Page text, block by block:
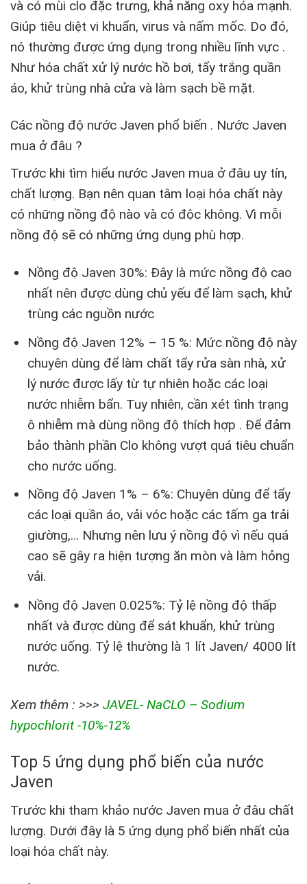
và có mùi clo đặc trưng, khả năng oxy hóa mạnh.
Giúp tiêu diệt vi khuẩn, virus và nấm mốc. Do đó,
nó thường được ứng dụng trong nhiều lĩnh vực .
Như hóa chất xử lý nước hồ bơi, tẩy trắng quần
áo, khử trùng nhà cửa và làm sạch bề mặt.
Các nồng độ nước Javen phổ biến . Nước Javen
mua ở đâu ?
Trước khi tìm hiểu nước Javen mua ở đâu uy tín,
chất lượng. Bạn nên quan tâm loại hóa chất này
có những nồng độ nào và có độc không. Vì mỗi
nồng độ sẽ có những ứng dụng phù hợp.
Nồng độ Javen 30%: Đây là mức nồng độ cao
nhất nên được dùng chủ yếu để làm sạch, khử
trùng các nguồn nước
Nồng độ Javen 12% – 15 %: Mức nồng độ này
chuyên dùng để làm chất tẩy rửa sàn nhà, xử
lý nước được lấy từ tự nhiên hoặc các loại
nước nhiễm bẩn. Tuy nhiên, cần xét tình trạng
ô nhiễm mà dùng nồng độ thích hợp . Để đảm
bảo thành phần Clo không vượt quá tiêu chuẩn
cho nước uống.
Nồng độ Javen 1% – 6%: Chuyên dùng để tẩy
các loại quần áo, vải vóc hoặc các tấm ga trải
giường,… Nhưng nên lưu ý nồng độ vì nếu quá
cao sẽ gây ra hiện tượng ăn mòn và làm hỏng
vải.
Nồng độ Javen 0.025%: Tỷ lệ nồng độ thấp
nhất và được dùng để sát khuẩn, khử trùng
nước uống. Tỷ lệ thường là 1 lít Javen/ 4000 lít
nước.
Xem thêm : >>> JAVEL- NaCLO – Sodium
hypochlorit -10%-12%
Top 5 ứng dụng phổ biến của nước
Javen
Trước khi tham khảo nước Javen mua ở đâu chất
lượng. Dưới đây là 5 ứng dụng phổ biến nhất của
loại hóa chất này.